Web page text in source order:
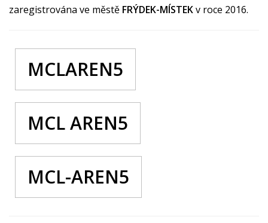
zaregistrována ve městě FRÝDEK-MÍSTEKv roce 2016.
MCLAREN5
MCL AREN5
MCL-AREN5